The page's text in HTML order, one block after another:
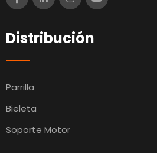
Distribución
Parrilla
Bieleta
Soporte Motor